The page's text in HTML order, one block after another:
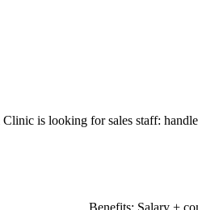
is looking for sales staff: